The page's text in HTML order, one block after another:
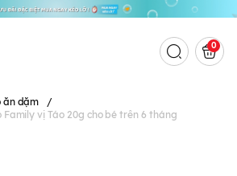
0
ăn dặm
/
Family vị Táo 20g cho bé trên 6 tháng